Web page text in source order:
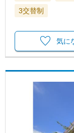
3交替制
気に